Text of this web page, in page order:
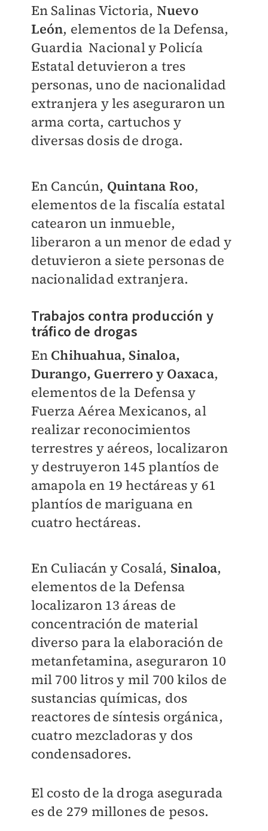
En Salinas Victoria, Nuevo
León, elementos de la Defensa,
Guardia Nacional y Policía
Estatal detuvieron a tres
personas, uno de nacionalidad
extranjera y les aseguraron un
arma corta, cartuchos y
diversas dosis de droga.
En Cancún, Quintana Roo,
elementos de la fiscalía estatal
catearon un inmueble,
liberaron a un menor de edad y
detuvieron a siete personas de
nacionalidad extranjera.
Trabajos contra producción y
tráfico de drogas
En Chihuahua, Sinaloa,
Durango, Guerrero y Oaxaca,
elementos de la Defensa y
Fuerza Aérea Mexicanos, al
realizar reconocimientos
terrestres y aéreos, localizaron
y destruyeron 145 plantíos de
amapola en 19 hectáreas y 61
plantíos de mariguana en
cuatro hectáreas.
En Culiacán y Cosalá, Sinaloa,
elementos de la Defensa
localizaron 13 áreas de
concentración de material
diverso para la elaboración de
metanfetamina, aseguraron 10
mil 700 litros y mil 700 kilos de
sustancias químicas, dos
reactores de síntesis orgánica,
cuatro mezcladoras y dos
condensadores.
El costo de la droga asegurada
es de 279 millones de pesos.